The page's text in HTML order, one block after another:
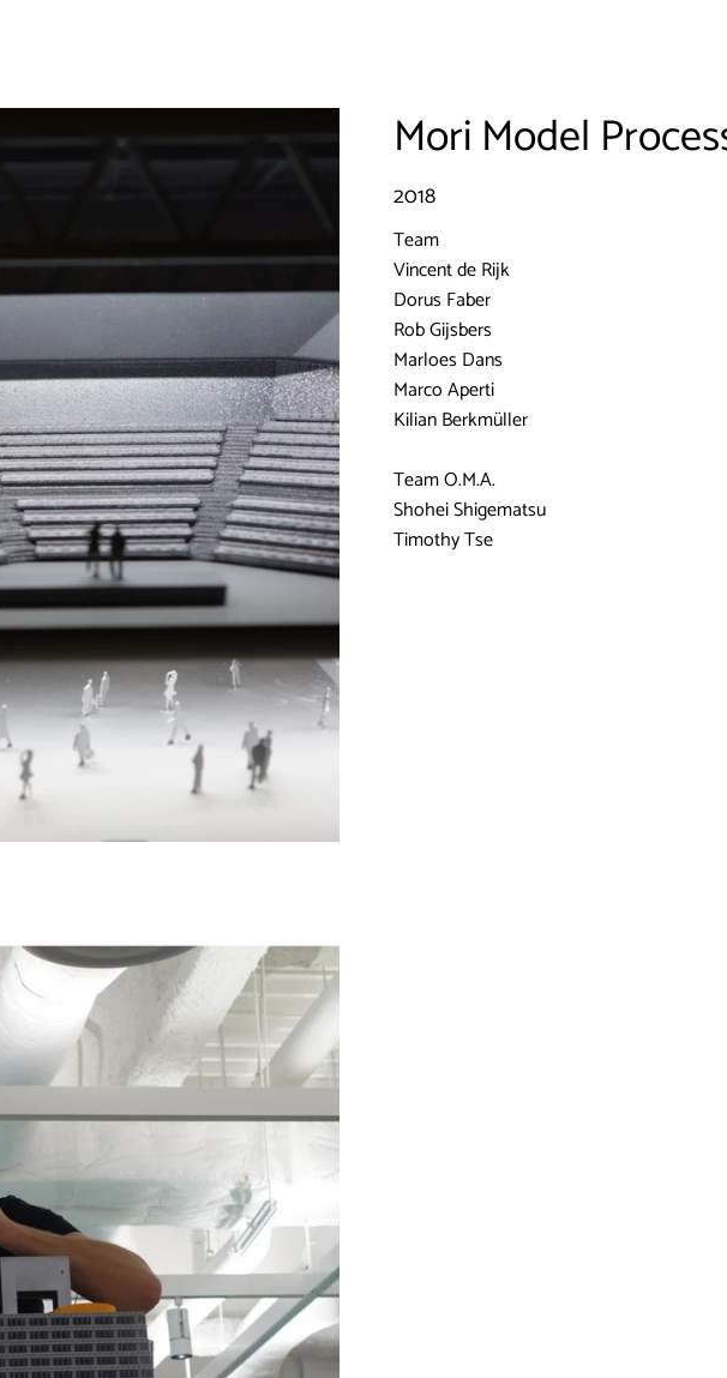
Mori Model
2018
Team
Vincent de Rijk
Dorus Faber
Rob Gijsbers
Marloes Dans
Marco Aperti
Kilian Berkmüller
Team O.M.A.
Shohei Shigematsu
Timothy Tse